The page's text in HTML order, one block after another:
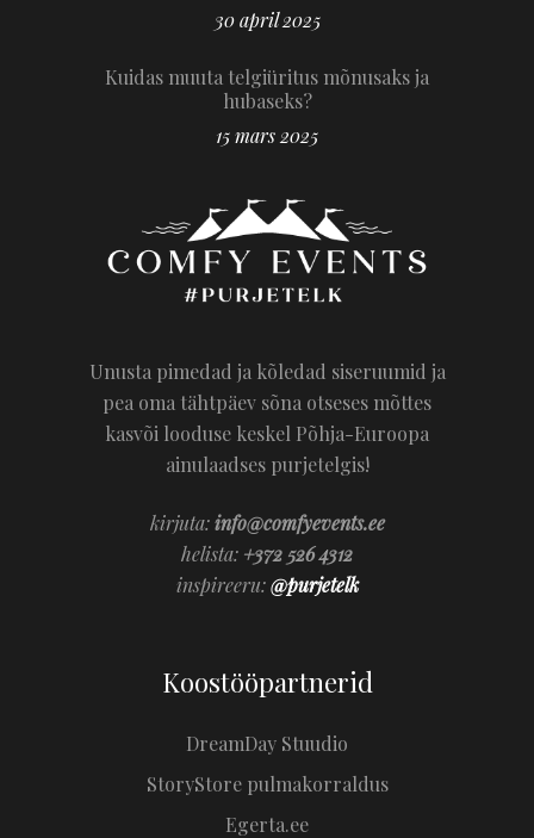
30 april 2025
Kuidas muuta telgiüritus mõnusaks ja
hubaseks?
15 mars 2025
Unusta pimedad ja kõledad siseruumid ja
pea oma tähtpäev sõna otseses mõttes
kasvõi looduse keskel Põhja-Euroopa
ainulaadses purjetelgis!
kirjuta:info@comfyevents.ee
helista: +372 526 4312
inspireeru:@purjetelk
Koostööpartnerid
DreamDay Stuudio
StoryStore pulmakorraldus
Egerta.ee